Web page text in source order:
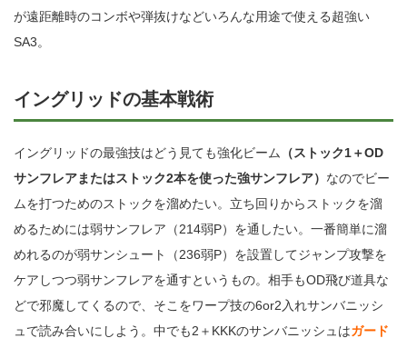
が遠距離時のコンボや弾抜けなどいろんな用途で使える超強い
SA3。
イングリッドの基本戦術
イングリッドの最強技はどう見ても強化ビーム
（ストック1＋OD
サンフレアまたはストック2本を使った強サンフレア） なのでビー
ムを打つためのストックを溜めたい。立ち回りからストックを溜
めるためには弱サンフレア（214弱P）を通したい。一番簡単に溜
めれるのが弱サンシュート（236弱P）を設置してジャンプ攻撃を
ケアしつつ弱サンフレアを通すというもの。相手もOD飛び道具な
どで邪魔してくるので、そこをワープ技の6or2入れサンバニッシ
ュで読み合いにしよう。中でも2＋KKKのサンバニッシュはガード